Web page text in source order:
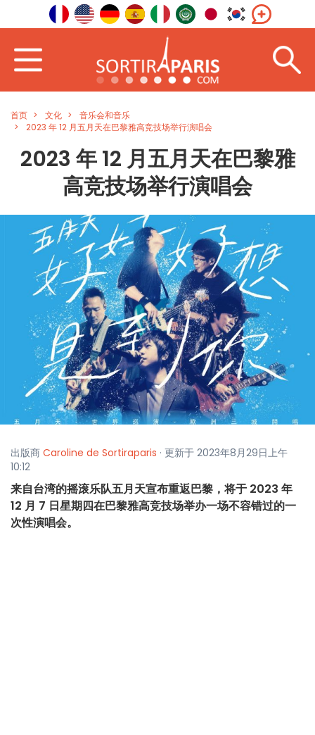
首页 文化
音乐会和音乐
2023 年 12 月五月天在巴黎雅高竞技场举行演唱会
2023 年 12 月五月天在巴黎雅
高竞技场举行演唱会
出版商 Caroline de Sortiraparis · 更新于 2023年8月29日上午
10:12
来自台湾的摇滚乐队五月天宣布重返巴黎，将于 2023 年
12 月 7 日星期四在巴黎雅高竞技场举办一场不容错过的一
次性演唱会。